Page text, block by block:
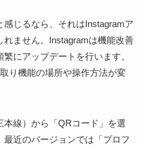
感じるなら、それはInstagramア
ません。Instagramは機能改善
にアップデートを行います。
り機能の場所や操作方法が変
線）から「QRコード」を選
近のバージョンでは「プロフ